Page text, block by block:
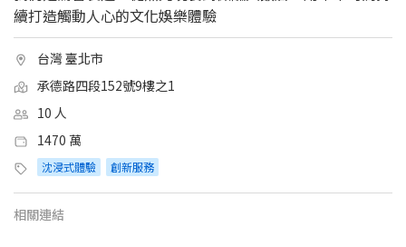
續打造觸動人心的文化娛樂體驗
台灣 臺北市
承德路四段152號9樓之1
10 人
1470 萬
沈浸式體驗 創新服務
相關連結